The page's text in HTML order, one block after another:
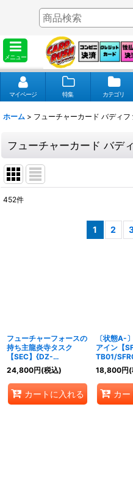
メニュー
マイページ 特集 カテゴリ
ホーム > フューチャーカード バディフ
フューチャーカード バデ
452件
1 2
フューチャーフォースの
持ち主龍炎寺タスク
【SEC】{DZ-
TB01/SEC02}《バディ
ファイト》
24,800円(税込)
カートに入れる
〔状態A-
アイン【
TB01/
ファイト》
18,800円
カー